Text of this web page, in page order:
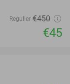
Regulier €450
€45